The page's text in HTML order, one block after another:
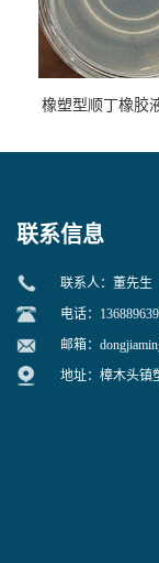
橡塑型顺丁橡胶
联系信息
联系人：董先生
电话：
邮箱：
地址：樟木头镇